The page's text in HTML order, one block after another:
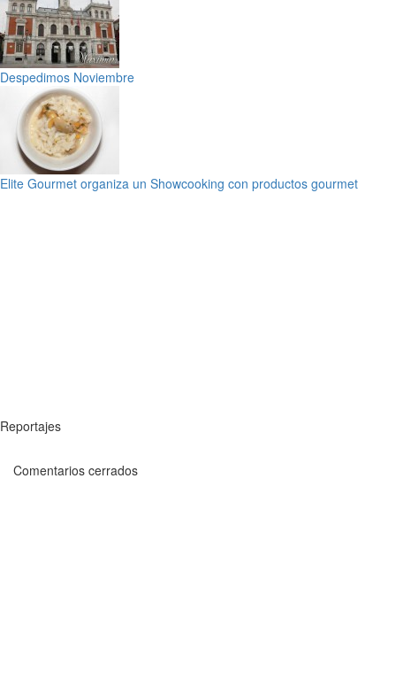
Despedimos Noviembre
Elite Gourmet organiza un Showcooking con productos gourmet
Reportajes
Comentarios cerrados